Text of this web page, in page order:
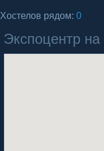
Хостелов рядом: 0
Экспоцентр